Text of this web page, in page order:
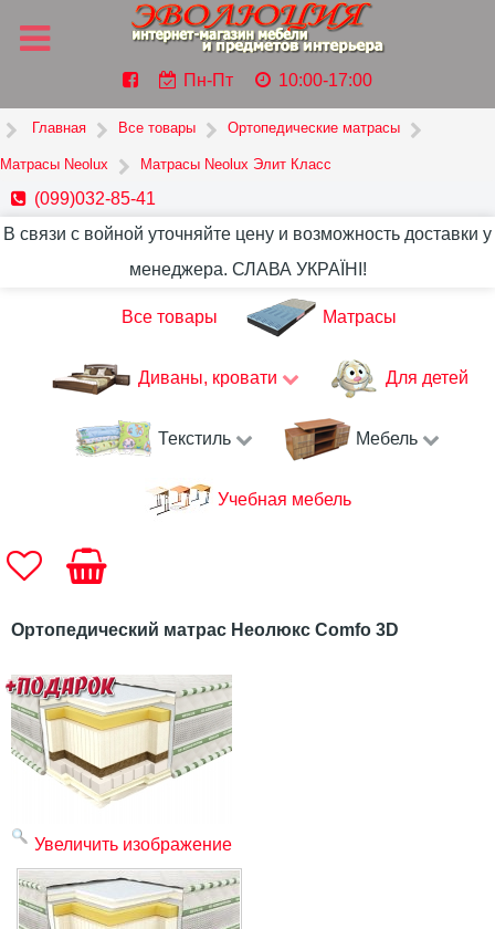
Пн-Пт 10:00-17:00
Главная Все товары Ортопедические матрасы
Матрасы Neolux Матрасы Neolux Элит Класс
(099)032-85-41
В связи с войной уточняйте цену и возможность доставки у
менеджера. СЛАВА УКРАЇНІ!
Все товары Матрасы
Диваны, кровати Для детей
Текстиль Мебель
Учебная мебель
Ортопедический матрас Неолюкс Comfo 3D
Увеличить изображение